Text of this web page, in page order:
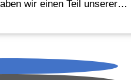
wir einen Teil unserer…